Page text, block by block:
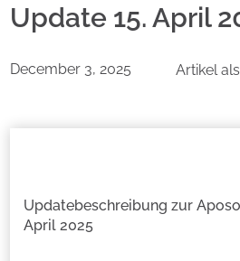
Update 15. April
December 3, 2025 Artikel
Updatebeschreibung zur
April 2025